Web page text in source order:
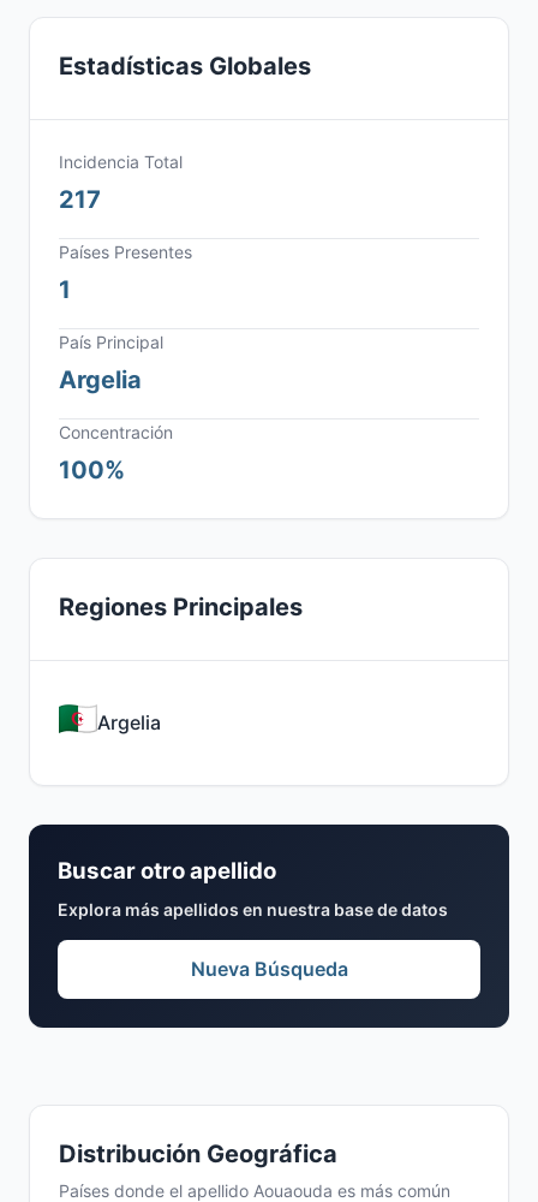
Distribución Geográfica
Países donde el apellido Aouaouda es más común
Estadísticas Globales
Incidencia Total
217
Países Presentes
1
País Principal
Argelia
Concentración
100%
Regiones Principales
Argelia
Buscar otro apellido
Explora más apellidos en nuestra base de datos
Nueva Búsqueda